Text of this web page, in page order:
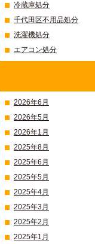
冷蔵庫処分
千代田区不用品処分
洗濯機処分
エアコン処分
2026年6月
2026年5月
2026年1月
2025年8月
2025年6月
2025年5月
2025年4月
2025年3月
2025年2月
2025年1月